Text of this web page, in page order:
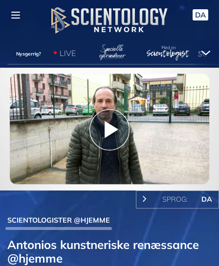
DA
Nysgerrig? LIVE
Play
Video
SPROG: DA
SCIENTOLOGISTER @HJEMME
Antonios kunstneriske renæssance
@hjemme